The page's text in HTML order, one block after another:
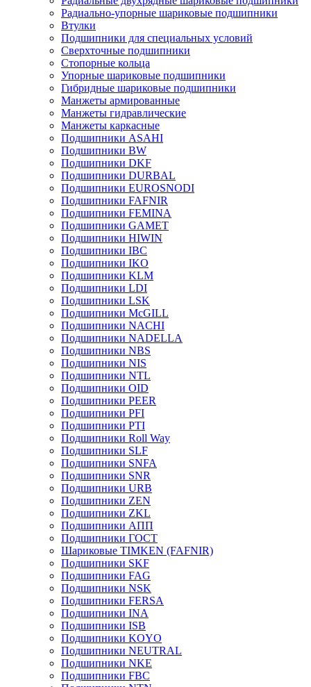
Радиально-упорные шариковые подшипники
Втулки
Подшипники для специальных условий
Сверхточные подшипники
Стопорные кольца
Упорные шариковые подшипники
Гибридные шариковые подшипники
Манжеты армированные
Манжеты гидравлические
Манжеты каркасные
Подшипники ASAHI
Подшипники BW
Подшипники DKF
Подшипники DURBAL
Подшипники EUROSNODI
Подшипники FAFNIR
Подшипники FEMINA
Подшипники GAMET
Подшипники HIWIN
Подшипники IBC
Подшипники IKO
Подшипники KLM
Подшипники LDI
Подшипники LSK
Подшипники McGILL
Подшипники NACHI
Подшипники NADELLA
Подшипники NBS
Подшипники NIS
Подшипники NTL
Подшипники OID
Подшипники PEER
Подшипники PFI
Подшипники PTI
Подшипники Roll Way
Подшипники SLF
Подшипники SNFA
Подшипники SNR
Подшипники URB
Подшипники ZEN
Подшипники ZKL
Подшипники АПП
Подшипники ГОСТ
Шариковые ТІMKEN (FAFNIR)
Подшипники SKF
Подшипники FAG
Подшипники NSK
Подшипники FERSA
Подшипники INA
Подшипники ISB
Подшипники KOYO
Подшипники NEUTRAL
Подшипники NKE
Подшипники FBC